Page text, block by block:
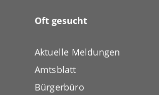
Oft gesucht
Aktuelle Meldungen
Amtsblatt
Bürgerbüro